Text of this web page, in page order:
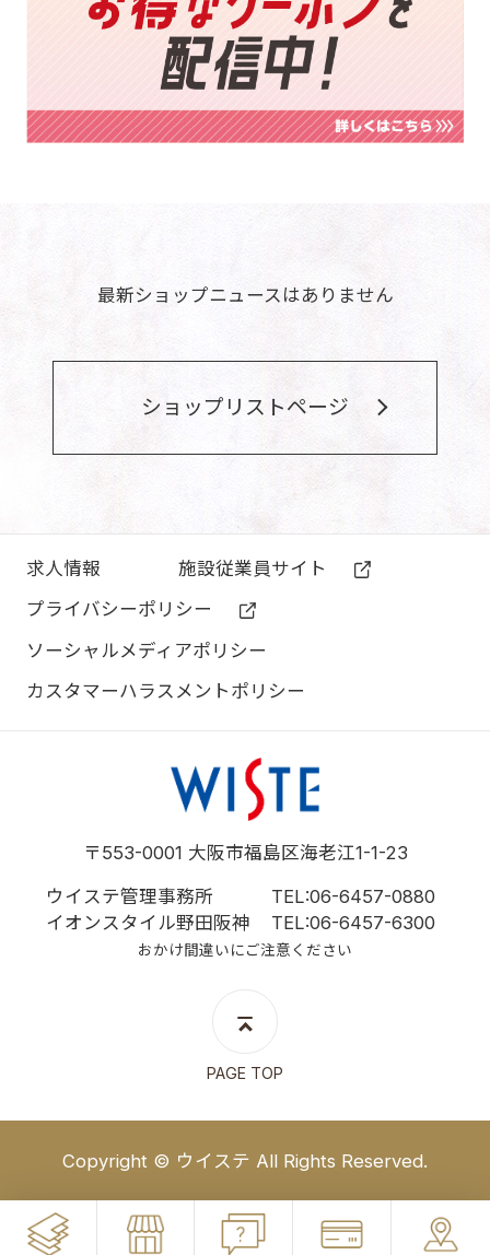
最新ショップニュースはありません
ショップリストページ
求⼈情報
施設従業員サイト
プライバシーポリシー
ソーシャルメディアポリシー
カスタマーハラスメントポリシー
〒553-0001 大阪市福島区海老江1-1-23
ウイステ管理事務所
TEL:06-6457-0880
イオンスタイル野田阪神
TEL:06-6457-6300
おかけ間違いにご注意ください
PAGE TOP
Copyright © ウイステ All Rights Reserved.